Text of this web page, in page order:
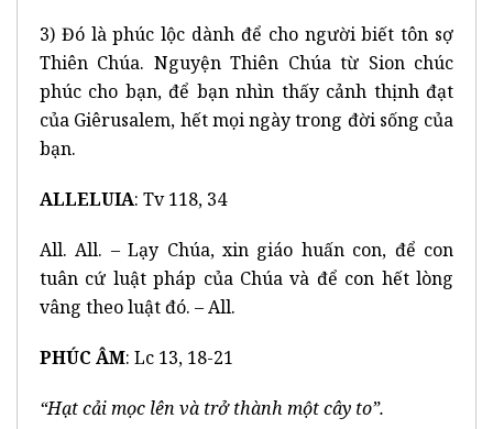
3) Đó là phúc lộc dành để cho người biết tôn sợ
Thiên Chúa. Nguyện Thiên Chúa từ Sion chúc
phúc cho bạn, để bạn nhìn thấy cảnh thịnh đạt
của Giêrusalem, hết mọi ngày trong đời sống của
bạn.
ALLELUIA: Tv 118, 34
All. All. – Lạy Chúa, xin giáo huấn con, để con
tuân cứ luật pháp của Chúa và để con hết lòng
vâng theo luật đó. – All.
PHÚC ÂM: Lc 13, 18-21
“Hạt cải mọc lên và trở thành một cây to”.